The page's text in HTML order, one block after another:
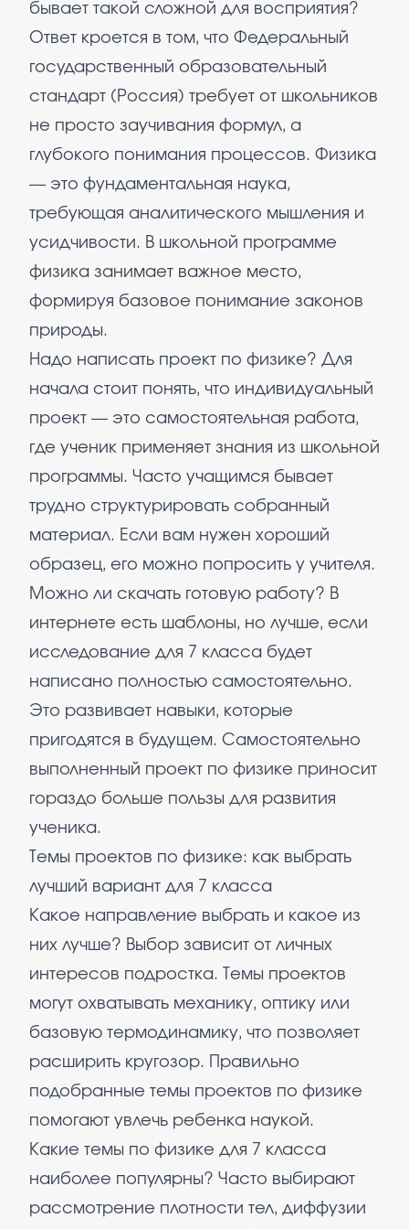
бывает такой сложной для восприятия?
Ответ кроется в том, что Федеральный
государственный образовательный
стандарт (Россия) требует от школьников
не просто заучивания формул, а
глубокого понимания процессов. Физика
— это фундаментальная наука,
требующая аналитического мышления и
усидчивости. В школьной программе
физика занимает важное место,
формируя базовое понимание законов
природы.
Надо написать проект по физике? Для
начала стоит понять, что индивидуальный
проект — это самостоятельная работа,
где ученик применяет знания из школьной
программы. Часто учащимся бывает
трудно структурировать собранный
материал. Если вам нужен хороший
образец, его можно попросить у учителя.
Можно ли скачать готовую работу? В
интернете есть шаблоны, но лучше, если
исследование для 7 класса будет
написано полностью самостоятельно.
Это развивает навыки, которые
пригодятся в будущем. Самостоятельно
выполненный проект по физике приносит
гораздо больше пользы для развития
ученика.
Темы проектов по физике: как выбрать
лучший вариант для 7 класса
Какое направление выбрать и какое из
них лучше? Выбор зависит от личных
интересов подростка. Темы проектов
могут охватывать механику, оптику или
базовую термодинамику, что позволяет
расширить кругозор. Правильно
подобранные темы проектов по физике
помогают увлечь ребенка наукой.
Какие темы по физике для 7 класса
наиболее популярны? Часто выбирают
рассмотрение плотности тел, диффузии